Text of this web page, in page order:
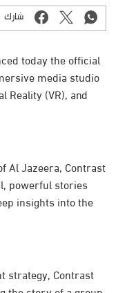
شارك
today the official
media studio
Reality (VR), and
Al Jazeera, Contrast
powerful stories
insights into the
strategy, Contrast